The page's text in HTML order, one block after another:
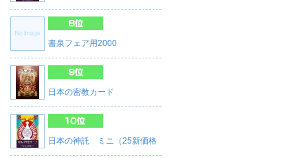
書泉フェア用2000
日本の密教カード
日本の神託 ミニ（25新価格